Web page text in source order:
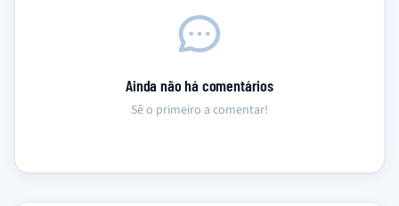
Ainda não há comentários
Sê o primeiro a comentar!